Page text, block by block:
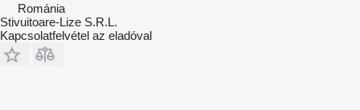
Románia
Stivuitoare-Lize S.R.L.
Kapcsolatfelvétel az eladóval